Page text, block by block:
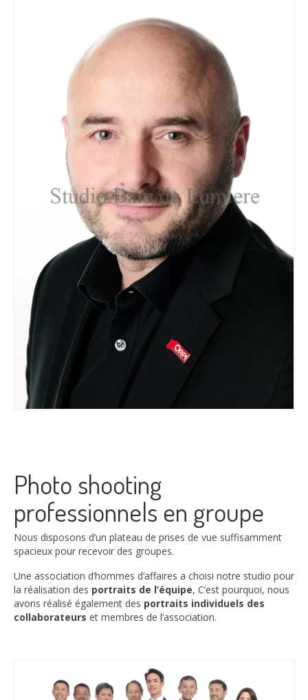
Photo shooting
professionnels en groupe
Nous disposons d’un plateau de prises de vue suffisamment
spacieux pour recevoir des groupes.
Une association d’hommes d’affaires a choisi notre studio pour
la réalisation des portraits de l’équipe, C’est pourquoi, nous
avons réalisé également des portraits individuels des
collaborateurs et membres de l’association.